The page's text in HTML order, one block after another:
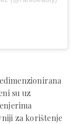
su uz
za korištenje